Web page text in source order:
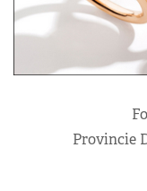
Provincie